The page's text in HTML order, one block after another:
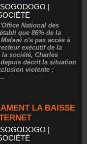
|
National des
que 86% de la
n'a pas accès à
exécutif de la
la société, Charles
décrit la situation
violente ;
LA BAISSE
|